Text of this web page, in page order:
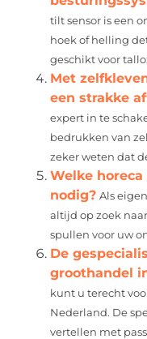
tilt sensor is een
hoek of helling
geschikt voor
Met
een strakke
expert in te
bedrukken van
zeker weten dat
Welke
nodig? Als
altijd op zoek
spullen voor uw
De
groothandel
kunt u terecht
Nederland. De
vertellen met